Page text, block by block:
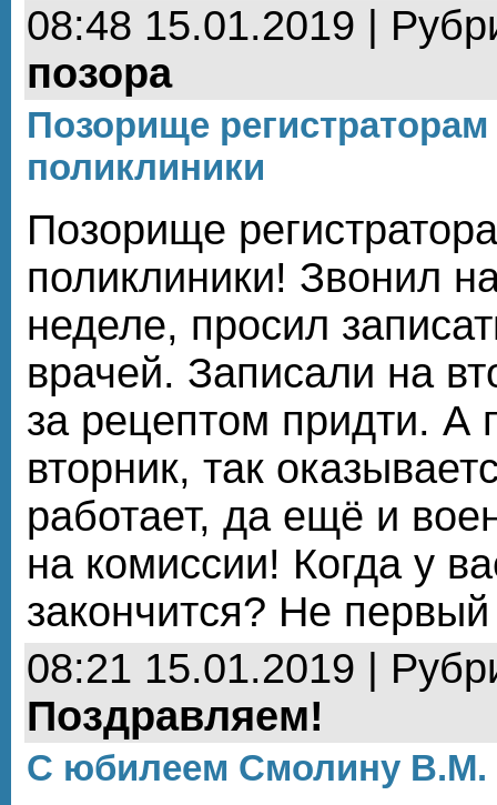
08:48 15.01.2019 |
позора
Позорище
поликлиники
Позорище
поликлиники! Звонил
неделе, просил
врачей. Записали на
за рецептом придти. А
вторник, так
работает, да ещё и
на комиссии! Когда у
закончится? Не
08:21 15.01.2019 |
Поздравляем!
С юбилеем Смолину В.М.